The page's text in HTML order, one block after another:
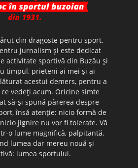
din dragoste pentru sport,
jurnalism şi este dedicat
activitate sportivă din Buzău şi
timpul, prieteni ai mei şi ai
acestui demers, pentru a
vedeţi acum. Oricine simte
să-şi spună părerea despre
însă atenţie: nicio formă de
jignire nu vor fi tolerate. Vă
o lume magnifică, palpitantă,
lumea dar mereu nouă şi
lumea sportului.